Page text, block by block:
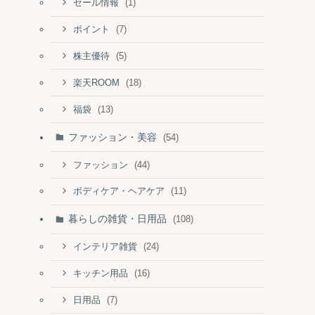
セール情報 (1)
ポイント (7)
株主優待 (5)
楽天ROOM (18)
福袋 (13)
ファッション・美容 (54)
ファッション (44)
ボディケア・ヘアケア (11)
暮らしの雑貨・日用品 (108)
インテリア雑貨 (24)
キッチン用品 (16)
日用品 (7)